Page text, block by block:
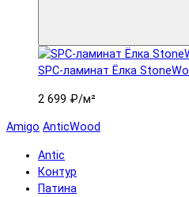
SPC-ламинат Ëлка
2 699 ₽/м²
Amigo AnticWood
Antic
Контур
Патина